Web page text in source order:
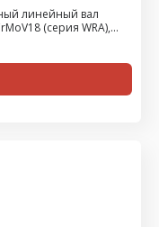
линейный вал
(серия WRA),